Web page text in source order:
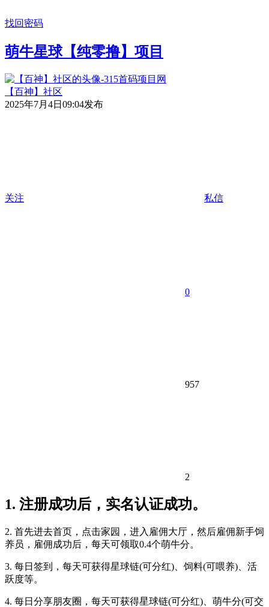
找回密码
萌牛星球【纯零撸】项目
【百神】社区
2025年7月4日09:04发布
关注 私信
0
957
2
1. 注册成功后，实名认证成功。
2. 首先进去首页，点击家园，进入雇佣大厅，然后雇佣新手饲
养员，雇佣成功后，每天可领取0.4个萌牛分。
3. 每日签到，每天可获得星球链(可分红)、饲料(可喂养)、活
跃度等。
4. 每日分享朋友圈，每天可获得星球链(可分红)、萌牛分(可交